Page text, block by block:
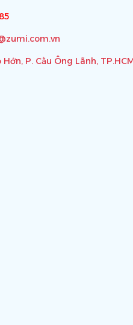
P. Cầu Ông Lãnh,